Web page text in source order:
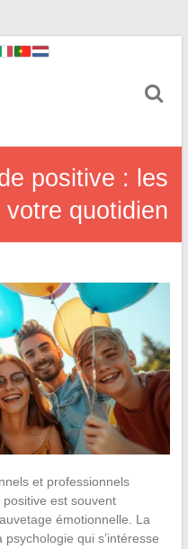
positive : les
quotidien
et professionnels
est souvent
émotionnelle. La
qui s’intéresse